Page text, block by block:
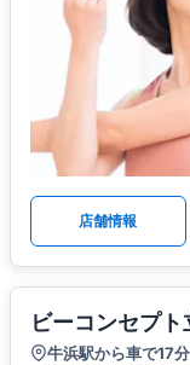
店舗情報
ビーコンセプト
牛浜駅から車で17分